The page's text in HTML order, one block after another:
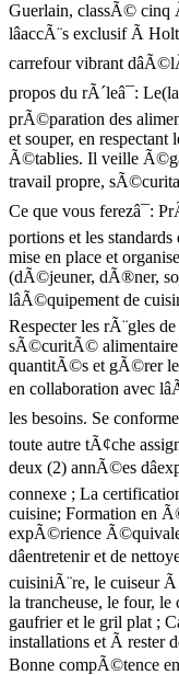
Guerlain, classÃ© cinq
lâaccÃ¨s exclusif Ã
carrefour vibrant
propos du rÃ´leâ¯:
prÃ©paration des
et souper, en
Ã©tablies. Il veille
travail propre,
Ce que vous ferezâ¯:
portions et les
mise en place et
(dÃ©jeuner, dÃ®ner,
lâÃ©quipement de
Respecter les rÃ¨gles
sÃ©curitÃ©
quantitÃ©s et gÃ©rer
en collaboration avec
les besoins. Se
toute autre tÃ¢che
deux (2) annÃ©es
connexe ; La
cuisine; Formation en
expÃ©rience
dâentretenir et de
cuisiniÃ¨re, le cuiseur
la trancheuse, le four, le
gaufrier et le gril plat ;
installations et Ã rester
Bonne compÃ©tence